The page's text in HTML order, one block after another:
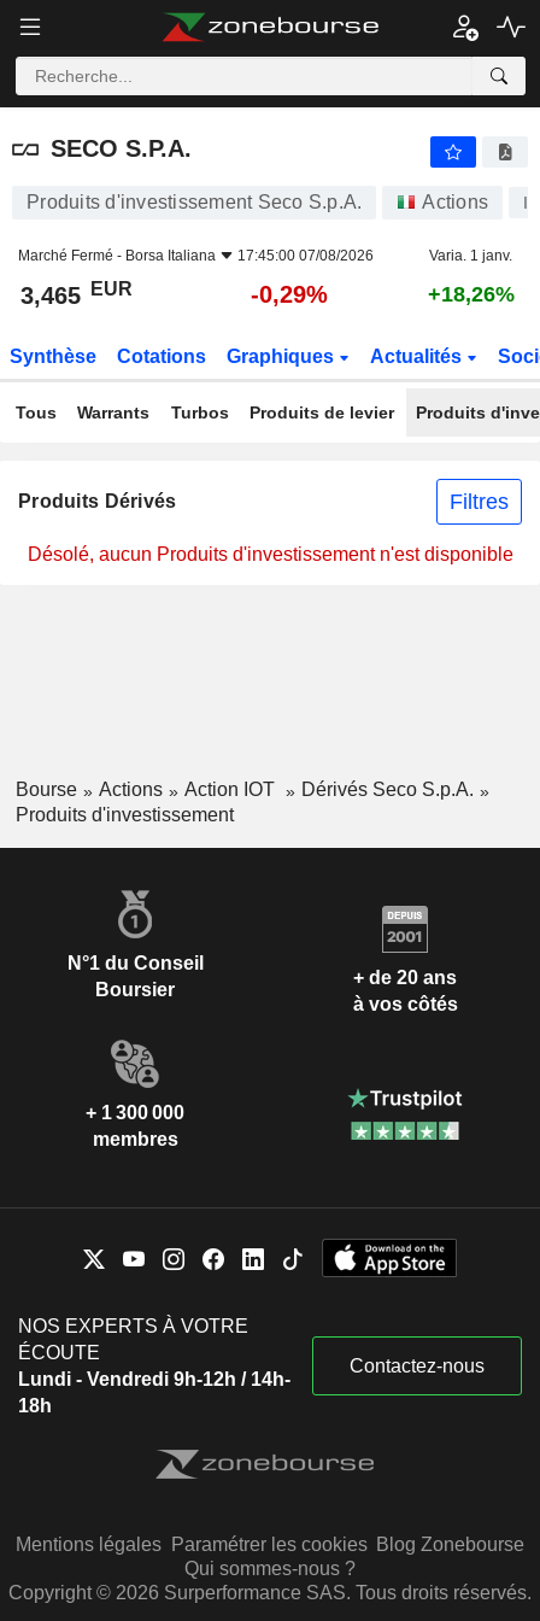
SECO S.P.A.
SECO S.P.A.
Produits d'investissement Seco S.p.A. Actions
Marché Fermé - Borsa Italiana 17:45:00 07/08/2026 Varia. 1 janv.
3,465 EUR -0,29% +18,26%
Synthèse Cotations Graphiques Actualités
Tous Warrants Turbos Produits de levier Produits
Produits Dérivés Filtres
Désolé, aucun Produits d'investissement n'est disponible
Bourse Actions Action IOT
Dérivés Seco S.p.A.
Produits d'investissement
N°1 du Conseil
Boursier
+ de 20 ans
à vos côtés
+ 1 300 000
membres
NOS EXPERTS À VOTRE
ÉCOUTE
Lundi - Vendredi 9h-12h / 14h-
18h
Contactez-nous
Mentions légales Paramétrer les cookies Blog Zonebourse
Qui sommes-nous ?
Copyright © 2026 Surperformance SAS. Tous droits réservés.